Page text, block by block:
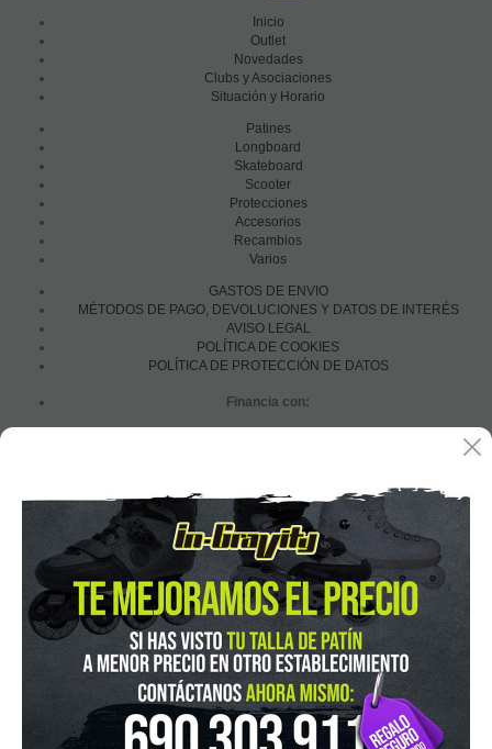
Inicio
Outlet
Novedades
Clubs y Asociaciones
Situación y Horario
Patines
Longboard
Skateboard
Scooter
Protecciones
Accesorios
Recambios
Varios
GASTOS DE ENVIO
MÉTODOS DE PAGO, DEVOLUCIONES Y DATOS DE INTERÉS
AVISO LEGAL
POLÍTICA DE COOKIES
POLÍTICA DE PROTECCIÓN DE DATOS
Financia con:
In-Gravity roller&skate shop